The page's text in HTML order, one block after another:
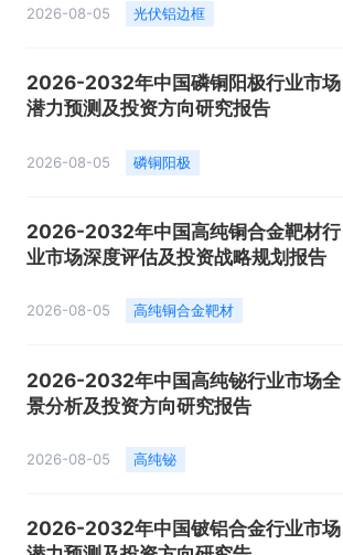
2026-08-05 光伏铝边框
2026-2032年中国磷铜阳极行业市场
潜力预测及投资方向研究报告
2026-08-05 磷铜阳极
2026-2032年中国高纯铜合金靶材行
业市场深度评估及投资战略规划报告
2026-08-05 高纯铜合金靶材
2026-2032年中国高纯铋行业市场全
景分析及投资方向研究报告
2026-08-05 高纯铋
2026-2032年中国铍铝合金行业市场